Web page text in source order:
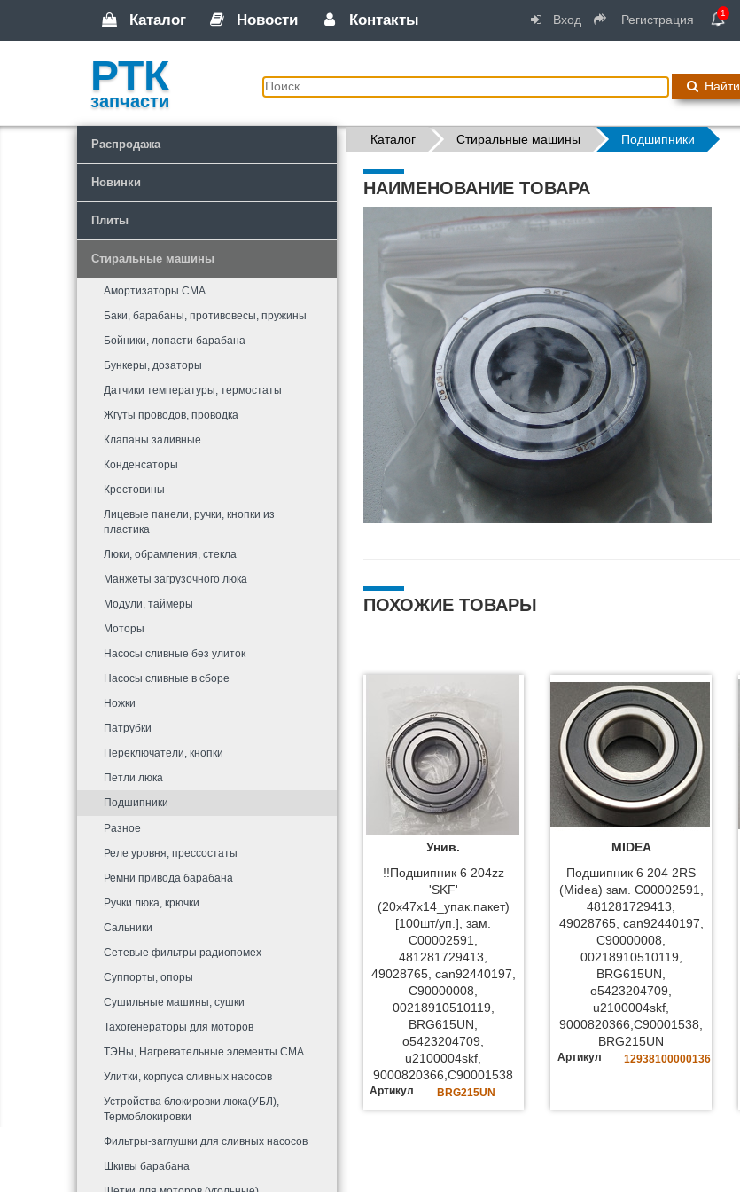
Каталог Новости Контакты Вход Регистрация 1
РТК
запчасти
Найти
Распродажа
Новинки
Плиты
Стиральные машины
Амортизаторы СМА
Баки, барабаны, противовесы, пружины
Бойники, лопасти барабана
Бункеры, дозаторы
Датчики температуры, термостаты
Жгуты проводов, проводка
Клапаны заливные
Конденсаторы
Крестовины
Лицевые панели, ручки, кнопки из
пластика
Люки, обрамления, стекла
Манжеты загрузочного люка
Модули, таймеры
Моторы
Насосы сливные без улиток
Насосы сливные в сборе
Ножки
Патрубки
Переключатели, кнопки
Петли люка
Подшипники
Разное
Реле уровня, прессостаты
Ремни привода барабана
Ручки люка, крючки
Сальники
Сетевые фильтры радиопомех
Суппорты, опоры
Сушильные машины, сушки
Тахогенераторы для моторов
ТЭНы, Нагревательные элементы СМА
Улитки, корпуса сливных насосов
Устройства блокировки люка(УБЛ),
Термоблокировки
Фильтры-заглушки для сливных насосов
Шкивы барабана
Каталог Стиральные машины Подшипники
НАИМЕНОВАНИЕ ТОВАРА
ПОХОЖИЕ ТОВАРЫ
Унив.
!!Подшипник 6 204zz
'SKF'
(20x47x14_упак.пакет)
[100шт/уп.], зам.
C00002591,
481281729413,
49028765, can92440197,
C90000008,
00218910510119,
BRG615UN,
o5423204709,
u2100004skf,
9000820366,C90001538
Артикул BRG215UN
MIDEA
Подшипник 6 204 2RS
(Midea) зам. C00002591,
481281729413,
49028765, can92440197,
C90000008,
00218910510119,
BRG615UN,
o5423204709,
u2100004skf,
9000820366,C90001538,
BRG215UN
Артикул 12938100000136